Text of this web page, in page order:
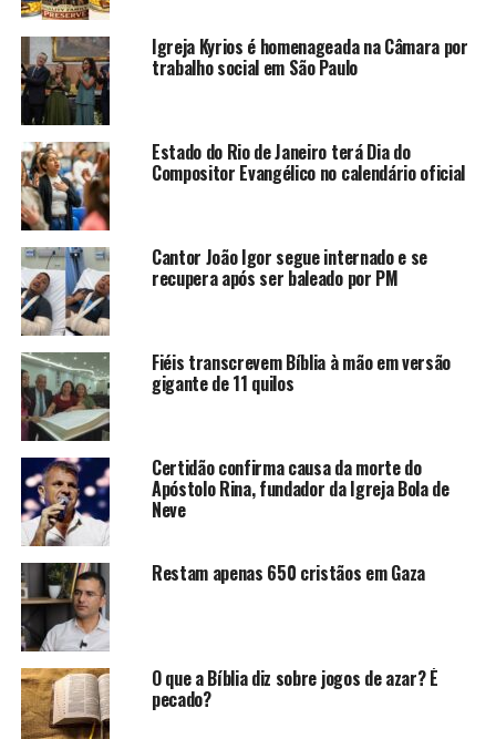
Igreja Kyrios é homenageada na Câmara por
trabalho social em São Paulo
Estado do Rio de Janeiro terá Dia do
Compositor Evangélico no calendário oficial
Cantor João Igor segue internado e se
recupera após ser baleado por PM
Fiéis transcrevem Bíblia à mão em versão
gigante de 11 quilos
Certidão confirma causa da morte do
Apóstolo Rina, fundador da Igreja Bola de
Neve
Restam apenas 650 cristãos em Gaza
O que a Bíblia diz sobre jogos de azar? É
pecado?